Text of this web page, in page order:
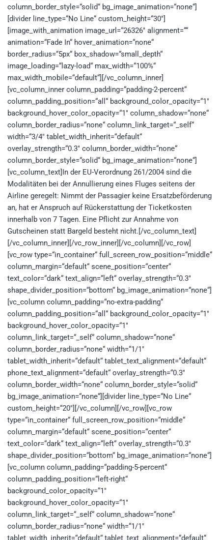
column_border_style=“solid“ bg_image_animation=“none“]
[divider line_type=“No Line“ custom_height=“30″]
[image_with_animation image_url=“26326″ alignment=““
animation=“Fade In“ hover_animation=“none“
border_radius=“5px“ box_shadow=“small_depth“
image_loading=“lazy-load“ max_width=“100%“
max_width_mobile=“default“][/vc_column_inner]
[vc_column_inner column_padding=“padding-2-percent“
column_padding_position=“all“ background_color_opacity=“1″
background_hover_color_opacity=“1″ column_shadow=“none“
column_border_radius=“none“ column_link_target=“_self“
width=“3/4″ tablet_width_inherit=“default“
overlay_strength=“0.3″ column_border_width=“none“
column_border_style=“solid“ bg_image_animation=“none“]
[vc_column_text]In der EU-Verordnung 261/2004 sind die
Modalitäten bei der Annullierung eines Fluges seitens der
Airline geregelt: Nimmt der Passagier keine Ersatzbeförderung
an, hat er Anspruch auf Rückerstattung der Ticketkosten
innerhalb von 7 Tagen. Eine Pflicht zur Annahme von
Gutscheinen statt Bargeld besteht nicht.[/vc_column_text]
[/vc_column_inner][/vc_row_inner][/vc_column][/vc_row]
[vc_row type=“in_container“ full_screen_row_position=“middle“
column_margin=“default“ scene_position=“center“
text_color=“dark“ text_align=“left“ overlay_strength=“0.3″
shape_divider_position=“bottom“ bg_image_animation=“none“]
[vc_column column_padding=“no-extra-padding“
column_padding_position=“all“ background_color_opacity=“1″
background_hover_color_opacity=“1″
column_link_target=“_self“ column_shadow=“none“
column_border_radius=“none“ width=“1/1″
tablet_width_inherit=“default“ tablet_text_alignment=“default“
phone_text_alignment=“default“ overlay_strength=“0.3″
column_border_width=“none“ column_border_style=“solid“
bg_image_animation=“none“][divider line_type=“No Line“
custom_height=“20″][/vc_column][/vc_row][vc_row
type=“in_container“ full_screen_row_position=“middle“
column_margin=“default“ scene_position=“center“
text_color=“dark“ text_align=“left“ overlay_strength=“0.3″
shape_divider_position=“bottom“ bg_image_animation=“none“]
[vc_column column_padding=“padding-5-percent“
column_padding_position=“left-right“
background_color_opacity=“1″
background_hover_color_opacity=“1″
column_link_target=“_self“ column_shadow=“none“
column_border_radius=“none“ width=“1/1″
tablet_width_inherit=“default“ tablet_text_alignment=“default“